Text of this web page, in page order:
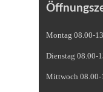
Montag 08.00-
Dienstag 08.00-
Mittwoch 08.00-